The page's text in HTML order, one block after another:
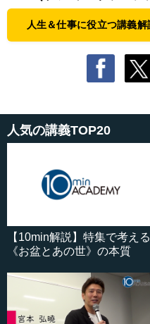
人生＆仕事に役立つ講義解
人気の講義TOP20
【10min解説】特集で考える
《お盆とあの世》の本質